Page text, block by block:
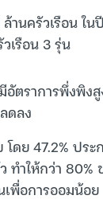
นครัวเรือน ใน
เรือน 3 รุ่น
ตราการพึ่งพิง
ดลง
ดย 47.2% ปร
ทำให้กว่า
พื่อการออมน้อย